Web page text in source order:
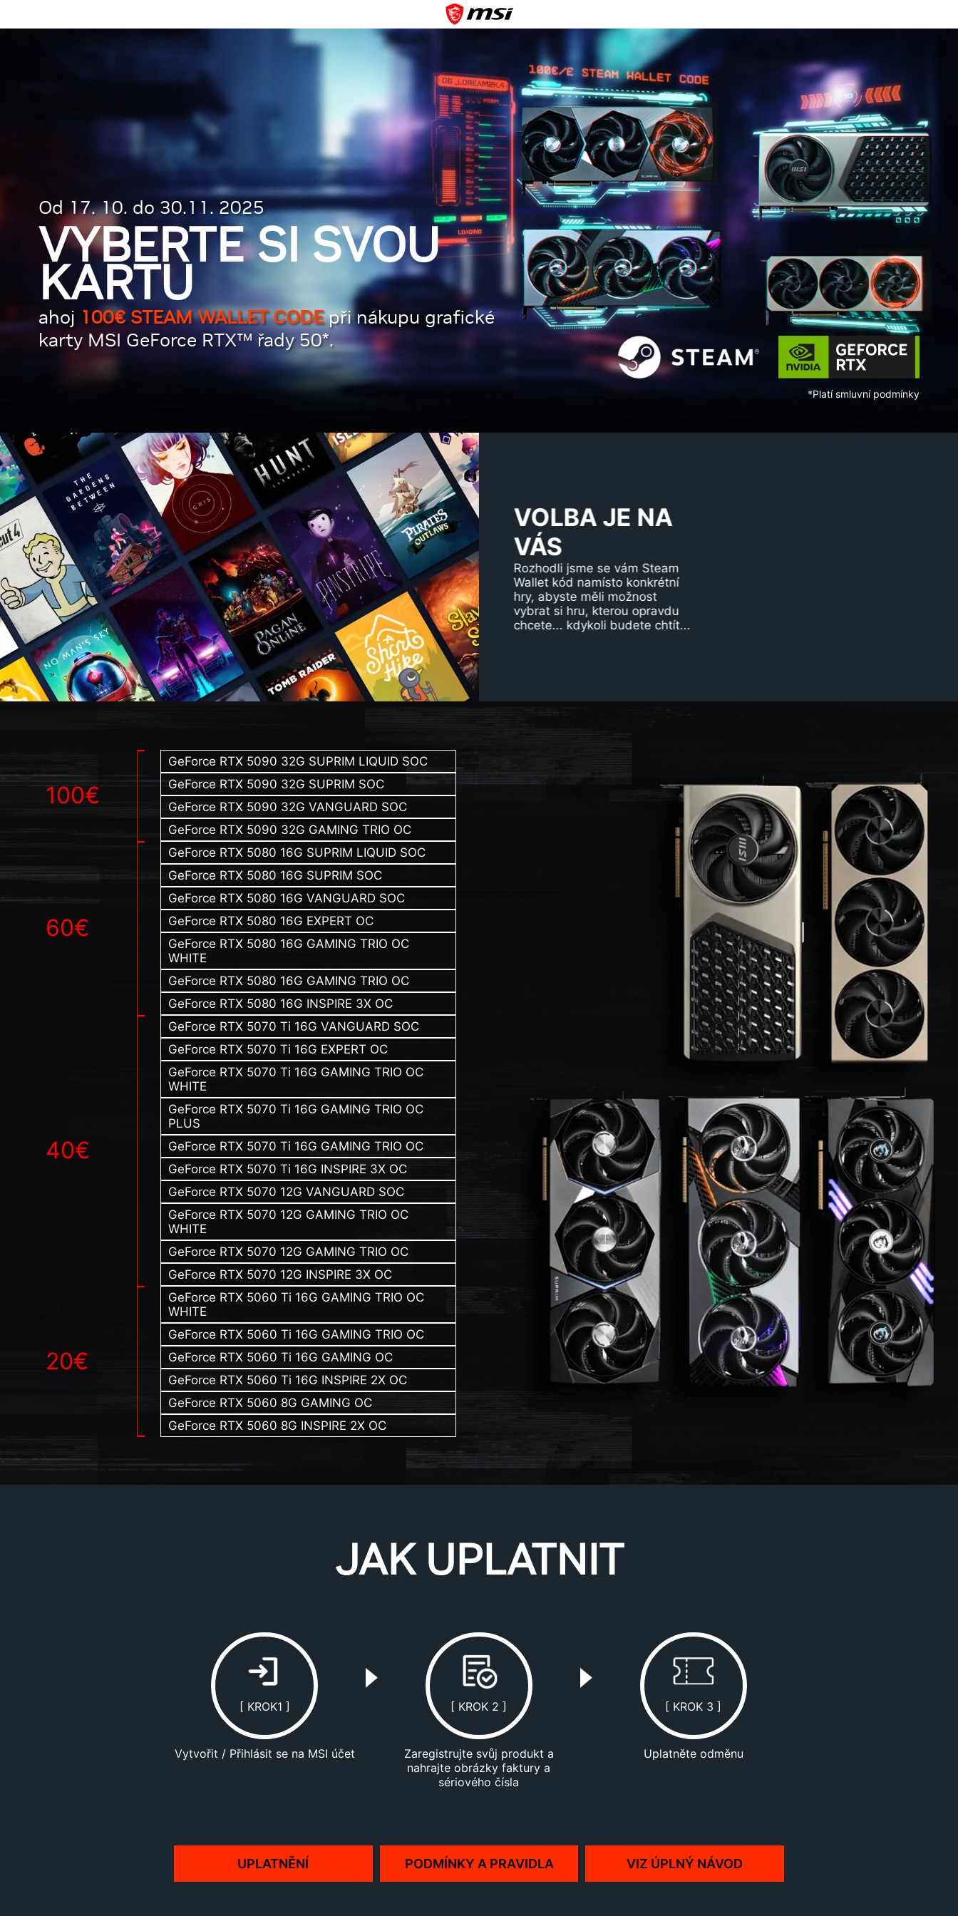
Od 17. 10. do 30.11. 2025
VYBERTE SI SVOU
KARTU
ahoj 100€ STEAM WALLET CODEpři nákupu grafické
karty MSI GeForce RTX™ řady 50*.
*Platí smluvní podmínky
VOLBA JE NA
VÁS
Rozhodli jsme se vám Steam
Wallet kód namísto konkrétní
hry, abyste měli možnost
vybrat si hru, kterou opravdu
chcete... kdykoli budete chtít...
100€
GeForce RTX 5090 32G SUPRIM LIQUID SOC
GeForce RTX 5090 32G SUPRIM SOC
GeForce RTX 5090 32G VANGUARD SOC
GeForce RTX 5090 32G GAMING TRIO OC
60€
GeForce RTX 5080 16G SUPRIM LIQUID SOC
GeForce RTX 5080 16G SUPRIM SOC
GeForce RTX 5080 16G VANGUARD SOC
GeForce RTX 5080 16G EXPERT OC
GeForce RTX 5080 16G GAMING TRIO OC
WHITE
GeForce RTX 5080 16G GAMING TRIO OC
GeForce RTX 5080 16G INSPIRE 3X OC
40€
GeForce RTX 5070 Ti 16G VANGUARD SOC
GeForce RTX 5070 Ti 16G EXPERT OC
GeForce RTX 5070 Ti 16G GAMING TRIO OC
WHITE
GeForce RTX 5070 Ti 16G GAMING TRIO OC
PLUS
GeForce RTX 5070 Ti 16G GAMING TRIO OC
GeForce RTX 5070 Ti 16G INSPIRE 3X OC
GeForce RTX 5070 12G VANGUARD SOC
GeForce RTX 5070 12G GAMING TRIO OC
WHITE
GeForce RTX 5070 12G GAMING TRIO OC
GeForce RTX 5070 12G INSPIRE 3X OC
20€
GeForce RTX 5060 Ti 16G GAMING TRIO OC
WHITE
GeForce RTX 5060 Ti 16G GAMING TRIO OC
GeForce RTX 5060 Ti 16G GAMING OC
GeForce RTX 5060 Ti 16G INSPIRE 2X OC
GeForce RTX 5060 8G GAMING OC
GeForce RTX 5060 8G INSPIRE 2X OC
JAK UPLATNIT
[ KROK1 ]
Vytvořit / Přihlásit se na MSI účet
[ KROK 2 ]
Zaregistrujte svůj produkt a
nahrajte obrázky faktury a
sériového čísla
[ KROK 3 ]
Uplatněte odměnu
UPLATNĚNÍ PODMÍNKY A PRAVIDLA VIZ ÚPLNÝ NÁVOD